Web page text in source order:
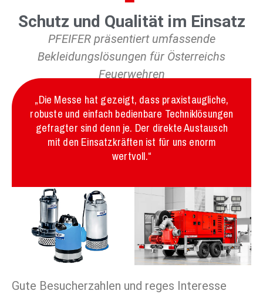
Schutz und Qualität im Einsatz
PFEIFER präsentiert umfassende
Bekleidungslösungen für Österreichs
Feuerwehren
„Die Messe hat gezeigt, dass praxistaugliche,
robuste und einfach bedienbare Techniklösungen
gefragter sind denn je. Der direkte Austausch
mit den Einsatzkräften ist für uns enorm
wertvoll.“
Gute Besucherzahlen und reges Interesse